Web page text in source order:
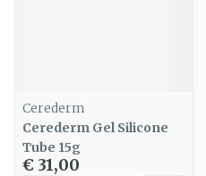
Cerederm
Cerederm Gel Silicone
Tube 15g
€ 31,00